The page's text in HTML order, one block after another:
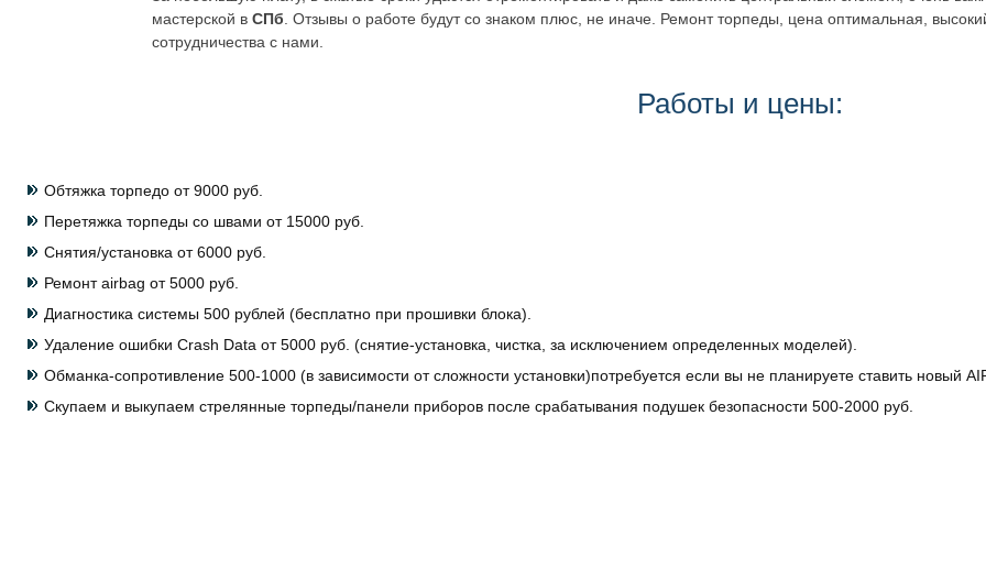
мастерской в СПб . Отзывы о работе будут со знаком плюс, не иначе. Ремонт торпеды, цена оптимальная,
сотрудничества с нами.
Работы и цены:
Обтяжка торпедо от 9000 руб.
Перетяжка торпеды со швами от 15000 руб.
Снятия/установка от 6000 руб.
Ремонт airbag от 5000 руб.
Диагностика системы 500 рублей (бесплатно при прошивки блока).
Удаление ошибки Crash Data от 5000 руб. (снятие-установка, чистка, за исключением определенных моделей).
Обманка-сопротивление 500-1000 (в зависимости от сложности установки)потребуется если вы не планируете ставить новый
Скупаем и выкупаем стрелянные торпеды/панели приборов после срабатывания подушек безопасности 500-2000 руб.